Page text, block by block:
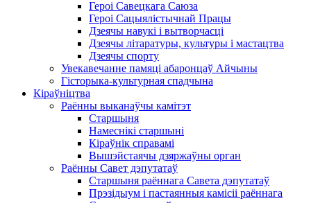
Героі Савецкага Саюза
Героі Сацыялістычнай Працы
Дзеячы навукі і вытворчасці
Дзеячы літаратуры, культуры і мастацтва
Дзеячы спорту
Увекавечанне памяці абаронцаў Айчыны
Гісторыка-культурная спадчына
Кіраўніцтва
Раённы выканаўчы камітэт
Старшыня
Намеснікі старшыні
Кіраўнік справамі
Вышэйстаячы дзяржаўны орган
Раённы Савет дэпутатаў
Старшыня раённага Савета дэпутатаў
Прэзідыум і пастаянныя камісіі раённага